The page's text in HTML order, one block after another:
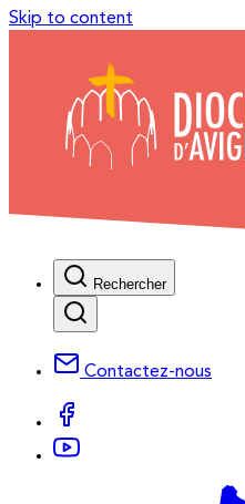
Skip to content
Rechercher
Contactez-nous